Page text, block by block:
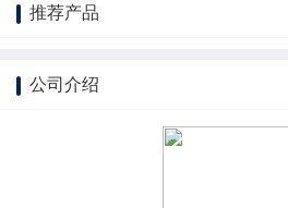
推荐产品
公司介绍